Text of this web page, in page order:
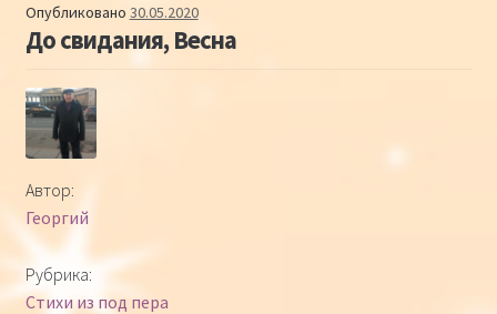
Поэтический ликбез
Поэтический блог
Детская философия
Опубликовано 30.05.2020
До свидания, Весна
Автор:
Георгий
Рубрика:
Стихи из под пера